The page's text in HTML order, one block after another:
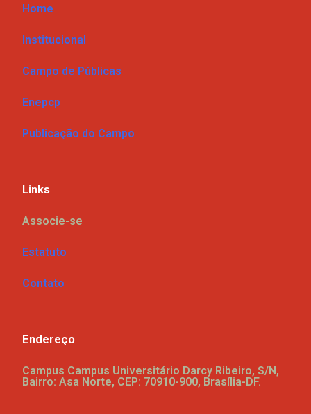
Home
Institucional
Campo de Públicas
Enepcp
Publicação do Campo
Links
Associe-se
Estatuto
Contato
Endereço
Campus Campus Universitário Darcy Ribeiro, S/N,
Bairro: Asa Norte, CEP: 70910-900, Brasília-DF.